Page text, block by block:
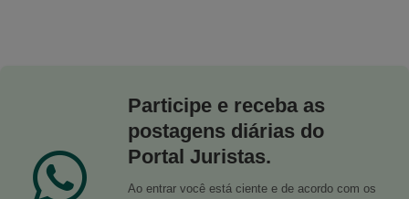
Participe e receba as
postagens diárias do
Portal Juristas.
Ao entrar você está ciente e de acordo com os